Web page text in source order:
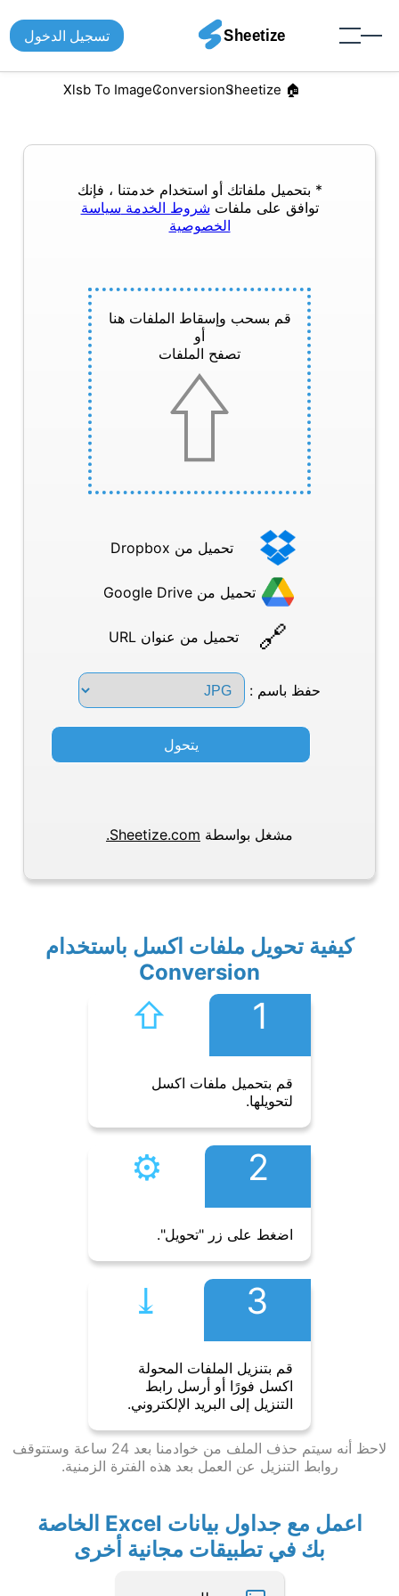
تسجيل الدخول
🏠︎ Sheetize
Conversion
Xlsb To Image
* بتحميل ملفاتك أو استخدام خدمتنا ، فإنك
توافق على ملفات شروط الخدمة سياسة
الخصوصية
قم بسحب وإسقاط الملفات هنا
أو
تصفح الملفات
تحميل من Dropbox
تحميل من Google Drive
تحميل من عنوان URL
حفظ باسم :
يتحول
مشغل بواسطة Sheetize.com.
كيفية تحويل ملفات اكسل باستخدام
Conversion
1
⇧︎
قم بتحميل ملفات اكسل
لتحويلها.
2
⚙︎
اضغط على زر "تحويل".
3
⤓︎
قم بتنزيل الملفات المحولة
اكسل فورًا أو أرسل رابط
التنزيل إلى البريد الإلكتروني.
لاحظ أنه سيتم حذف الملف من خوادمنا بعد 24 ساعة وستتوقف
روابط التنزيل عن العمل بعد هذه الفترة الزمنية.
اعمل مع جداول بيانات Excel الخاصة
بك في تطبيقات مجانية أخرى